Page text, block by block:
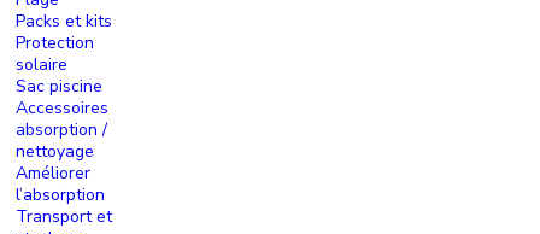
Packs et kits
Protection
solaire
Sac piscine
Accessoires
absorption /
nettoyage
Améliorer
l’absorption
Transport et